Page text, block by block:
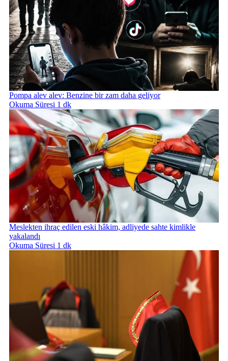
Pompa alev alev: Benzine bir zam daha geliyor
Okuma Süresi 1 dk
Meslekten ihraç edilen eski hâkim, adliyede sahte kimlikle
yakalandı
Okuma Süresi 1 dk